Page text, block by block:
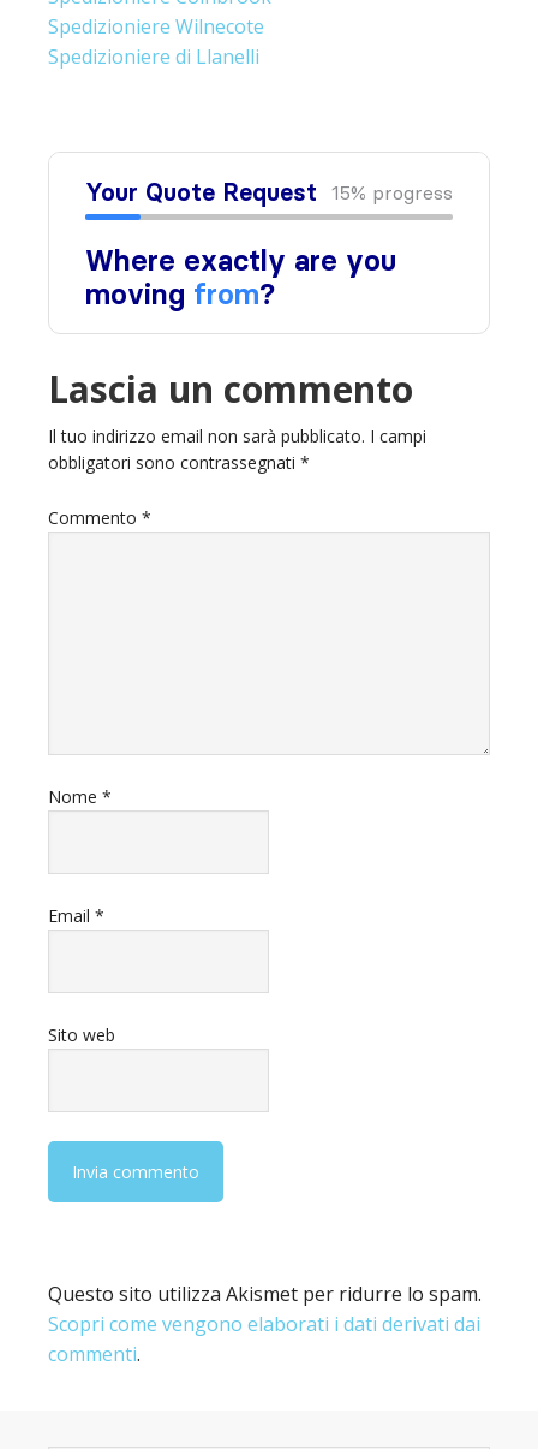
Spedizioniere Wilnecote
Spedizioniere di Llanelli
Lascia un commento
Il tuo indirizzo email non sarà pubblicato. I campi
obbligatori sono contrassegnati *
Commento *
Nome *
Email *
Sito web
Questo sito utilizza Akismet per ridurre lo spam.
Scopri come vengono elaborati i dati derivati dai
commenti.